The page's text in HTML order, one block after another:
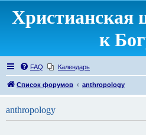
к
FAQ Календарь
Список форумов anthropology
anthropology